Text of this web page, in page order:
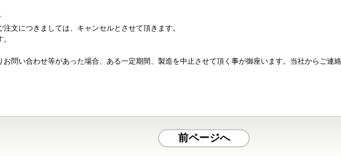
文につきましては、キャンセルとさせて頂きます。
問い合わせ等があった場合、ある一定期間、製造を中止させて頂く事が御座います。当社からご
前ページへ